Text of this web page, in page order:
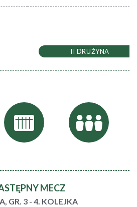
II DRUŻYNA
MECZ
GR. 3 - 4. KOLEJKA